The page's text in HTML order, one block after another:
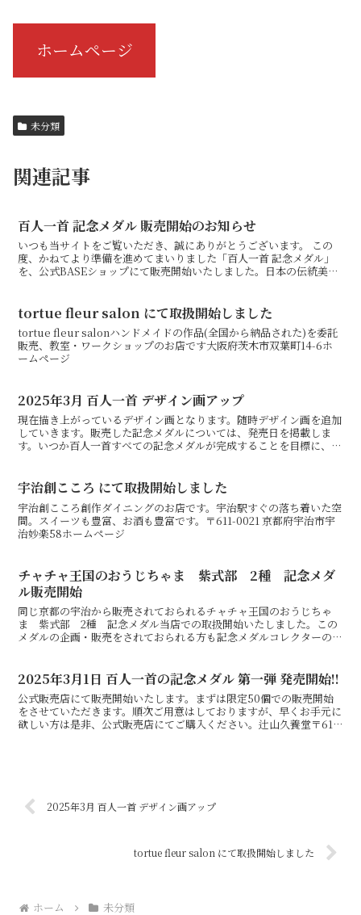
ホームページ
未分類
関連記事
百人一首 記念メダル 販売開始のお知らせ
いつも当サイトをご覧いただき、誠にありがとうございます。 この
度、かねてより準備を進めてまいりました「百人一首 記念メダル」
を、公式BASEショップにて販売開始いたしました。日本の伝統美で
tortue fleur salon にて取扱開始しました
tortue fleur salonハンドメイドの作品(全国から納品された)を委託
販売、教室・ワークショップのお店です大阪府茨木市双葉町14-6ホ
ームページ
2025年3月 百人一首 デザイン画アップ
現在描き上がっているデザイン画となります。随時デザイン画を追加
していきます。販売した記念メダルについては、発売日を掲載しま
す。いつか百人一首すべての記念メダルが完成することを目標に、皆
宇治創こころ にて取扱開始しました
宇治創こころ創作ダイニングのお店です。宇治駅すぐの落ち着いた空
間。スイーツも豊富、お酒も豊富です。〒611-0021 京都府宇治市宇
治妙楽58ホームページ
チャチャ王国のおうじちゃま 紫式部 2種 記念メダ
ル販売開始
同じ京都の宇治から販売されておられるチャチャ王国のおうじちゃ
ま 紫式部 2種 記念メダル当店での取扱開始いたしました。この
メダルの企画・販売をされておられる方も記念メダルコレクターの方
2025年3月1日 百人一首の記念メダル 第一弾 発売開始!!
公式販売店にて販売開始いたします。まずは限定50個での販売開始
をさせていただきます。順次ご用意はしておりますが、早くお手元に
欲しい方は是非、公式販売店にてご購入ください。辻山久養堂〒617-
2025年3月 百人一首 デザイン画アップ
tortue fleur salon にて取扱開始しました
ホーム 未分類